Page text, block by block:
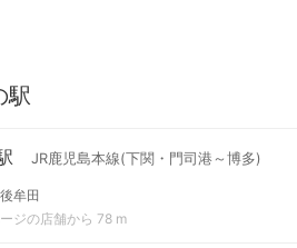
駅
JR鹿児島本線(下関・門司港～博多)
牟田
ジの店舗から 78 m